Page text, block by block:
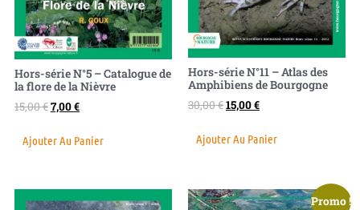
Hors-série N°5 – Catalogue de
la flore de la Nièvre
15,00€7,00€
Ajouter Au Panier
Hors-série N°11 – Atlas des
Amphibiens de Bourgogne
30,00€15,00€
Ajouter Au Panier
Promo !